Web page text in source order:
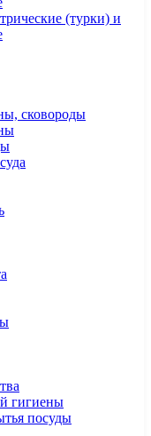
(турки) и
сковороды
гигиены
посуды